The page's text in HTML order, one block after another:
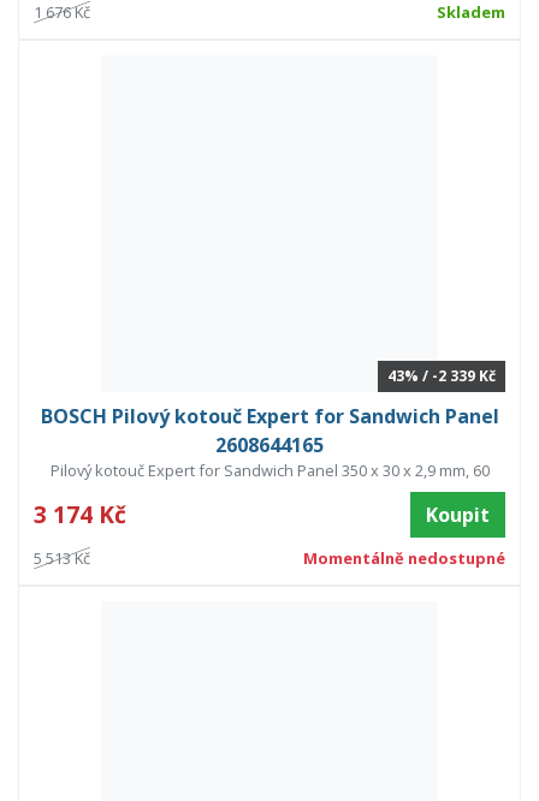
1 676 Kč Skladem
43% / -2 339 Kč
BOSCH Pilový kotouč Expert for Sandwich Panel
2608644165
Pilový kotouč Expert for Sandwich Panel 350 x 30 x 2,9 mm, 60
3 174 Kč Koupit
5 513 Kč Momentálně nedostupné